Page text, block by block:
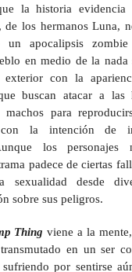
la historia
de los hermanos Luna,
apocalipsis
en medio de la
exterior con la
buscan atacar a las
machos para
con la intención de
los
padece de ciertas
sexualidad desde
sobre sus peligros.
Thing viene a la
en un ser
por sentirse